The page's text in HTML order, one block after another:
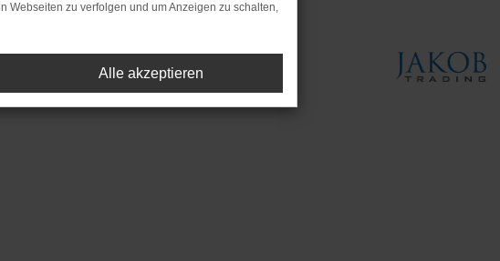
Webseiten zu verfolgen und um Anzeigen zu schalten,
Alle akzeptieren